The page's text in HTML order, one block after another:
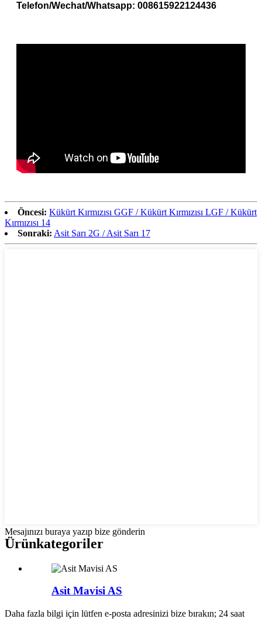
Telefon/Wechat/Whatsapp: 008615922124436
Öncesi: Kükürt Kırmızısı GGF / Kükürt Kırmızısı LGF / Kükürt
Kırmızısı 14
Sonraki: Asit Sarı 2G / Asit Sarı 17
Mesajınızı buraya yazıp bize gönderin
Ürünkategoriler
Asit Mavisi AS
Daha fazla bilgi için lütfen e-posta adresinizi bize bırakın; 24 saat